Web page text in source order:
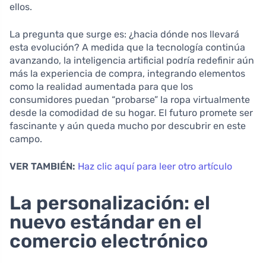
ellos.
La pregunta que surge es: ¿hacia dónde nos llevará
esta evolución? A medida que la tecnología continúa
avanzando, la inteligencia artificial podría redefinir aún
más la experiencia de compra, integrando elementos
como la realidad aumentada para que los
consumidores puedan “probarse” la ropa virtualmente
desde la comodidad de su hogar. El futuro promete ser
fascinante y aún queda mucho por descubrir en este
campo.
VER TAMBIÉN: Haz clic aquí para leer otro artículo
La personalización: el
nuevo estándar en el
comercio electrónico